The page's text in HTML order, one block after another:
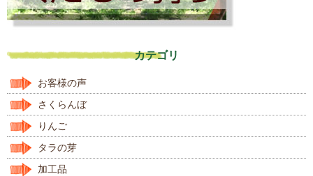
カテゴリ
お客様の声
さくらんぼ
りんご
タラの芽
加工品